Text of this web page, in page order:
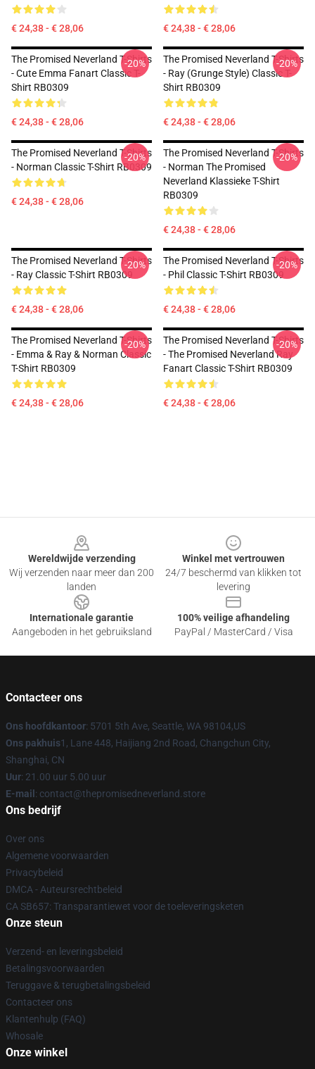
€ 24,38 - € 28,06 € 24,38 - € 28,06
The Promised Neverland T-Shirts
- Cute Emma Fanart Classic T-
Shirt RB0309
€ 24,38 - € 28,06
-20%
The Promised Neverland T-Shirts
- Ray (Grunge Style) Classic T-
Shirt RB0309
€ 24,38 - € 28,06
-20%
The Promised Neverland T-Shirts
- Norman Classic T-Shirt RB0309
€ 24,38 - € 28,06
-20%
The Promised Neverland T-Shirts
- Norman The Promised
Neverland Klassieke T-Shirt
RB0309
€ 24,38 - € 28,06
-20%
The Promised Neverland T-Shirts
- Ray Classic T-Shirt RB0309
€ 24,38 - € 28,06
-20%
The Promised Neverland T-Shirts
- Phil Classic T-Shirt RB0309
€ 24,38 - € 28,06
-20%
The Promised Neverland T-Shirts
- Emma & Ray & Norman Classic
T-Shirt RB0309
€ 24,38 - € 28,06
-20%
The Promised Neverland T-Shirts
- The Promised Neverland Ray
Fanart Classic T-Shirt RB0309
€ 24,38 - € 28,06
-20%
Wereldwijde verzending
Wij verzenden naar meer dan 200
landen
Winkel met vertrouwen
24/7 beschermd van klikken tot
levering
Internationale garantie
Aangeboden in het gebruiksland
100% veilige afhandeling
PayPal / MasterCard / Visa
Contacteer ons
Ons hoofdkantoor: 5701 5th Ave, Seattle, WA 98104,US
Ons pakhuis1, Lane 448, Haijiang 2nd Road, Changchun City,
Shanghai, CN
Uur: 21.00 uur 5.00 uur
E-mail : contact@thepromisedneverland.store
Ons bedrijf
Over ons
Algemene voorwaarden
Privacybeleid
DMCA - Auteursrechtbeleid
CA SB657: Transparantiewet voor de toeleveringsketen
Onze steun
Verzend- en leveringsbeleid
Betalingsvoorwaarden
Teruggave & terugbetalingsbeleid
Contacteer ons
Klantenhulp (FAQ)
Whosale
Onze winkel